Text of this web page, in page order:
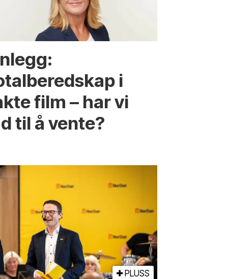
i
film – har vi
til å vente?
PLUSS